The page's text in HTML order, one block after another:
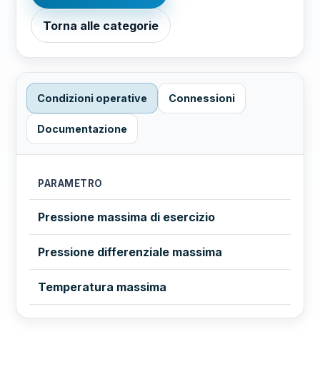
Torna alle categorie
Condizioni operative Connessioni
Documentazione
PARAMETRO
Pressione massima di esercizio
Pressione differenziale massima
Temperatura massima